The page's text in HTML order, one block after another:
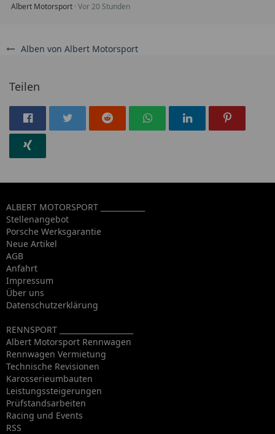
Alben von Albert Motorsport
Albert Motorsport Vor 20 Stunden
Teilen
ALBERT MOTORSPORT ____________
Stellenangebot
Porsche Werksgarantie
Neue Artikel
AGB
Anfahrt
Impressum
Über uns
Datenschutzerklärung
RENNSPORT ____________________
Albert Motorsport Rennwagen
Rennwagen Vermietung
Technische Revisionen
Karosserieumbauten
Leistungssteigerungen
Prüfstandsarbeiten
Racing und Events
RSS